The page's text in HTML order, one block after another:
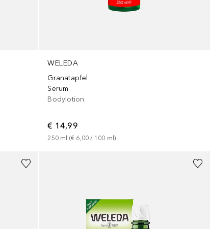
WELEDA
Granatapfel
Serum
Bodylotion
€ 14,99
250 ml (€ 6,00 / 100 ml)